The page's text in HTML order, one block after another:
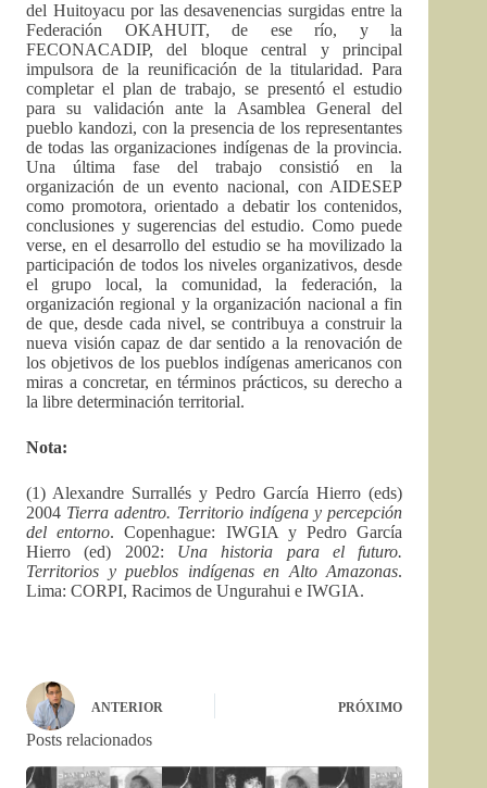
del Huitoyacu por las desavenencias surgidas entre la
Federación OKAHUIT, de ese río, y la
FECONACADIP, del bloque central y principal
impulsora de la reunificación de la titularidad. Para
completar el plan de trabajo, se presentó el estudio
para su validación ante la Asamblea General del
pueblo kandozi, con la presencia de los representantes
de todas las organizaciones indígenas de la provincia.
Una última fase del trabajo consistió en la
organización de un evento nacional, con AIDESEP
como promotora, orientado a debatir los contenidos,
conclusiones y sugerencias del estudio. Como puede
verse, en el desarrollo del estudio se ha movilizado la
participación de todos los niveles organizativos, desde
el grupo local, la comunidad, la federación, la
organización regional y la organización nacional a fin
de que, desde cada nivel, se contribuya a construir la
nueva visión capaz de dar sentido a la renovación de
los objetivos de los pueblos indígenas americanos con
miras a concretar, en términos prácticos, su derecho a
la libre determinación territorial.
Nota:
(1) Alexandre Surrallés y Pedro García Hierro (eds)
2004 Tierra adentro. Territorio indígena y percepción
del entorno. Copenhague: IWGIA y Pedro García
Hierro (ed) 2002: Una historia para el futuro.
Territorios y pueblos indígenas en Alto Amazonas.
Lima: CORPI, Racimos de Ungurahui e IWGIA.
ANTERIOR PRÓXIMO
Posts relacionados